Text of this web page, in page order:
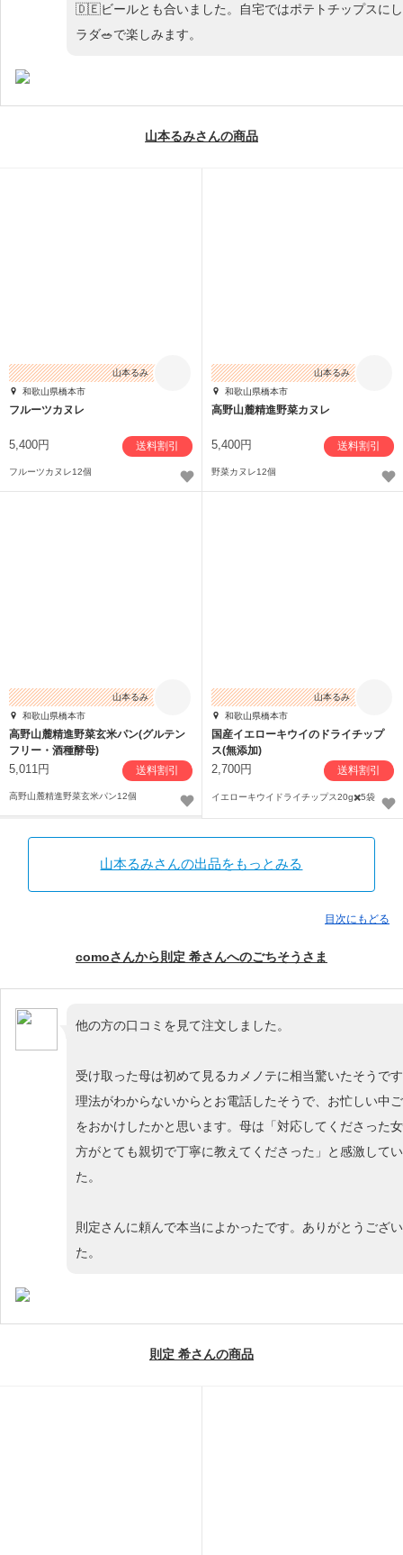
🇩🇪ビールとも合いました。自宅ではポテトチップスに
ラダ🥗で楽しみます。
山本るみさんの商品
山本るみ
和歌山県橋本市
フルーツカヌレ
5,400円 送料割引
フルーツカヌレ12個
山本るみ
和歌山県橋本市
高野山麓精進野菜カヌレ
5,400円 送料割引
野菜カヌレ12個
山本るみ
和歌山県橋本市
高野山麓精進野菜玄米パン(グルテン
フリー・酒種酵母)
5,011円 送料割引
高野山麓精進野菜玄米パン12個
山本るみ
和歌山県橋本市
国産イエローキウイのドライチップ
ス(無添加)
2,700円 送料割引
イエローキウイドライチップス20g✖️5袋
山本るみさんの出品をもっとみる
目次にもどる
comoさんから則定 希さんへのごちそうさま
他の方の口コミを見て注文しました。
受け取った母は初めて見るカメノテに相当驚いたそうで
理法がわからないからとお電話したそうで、お忙しい中
をおかけしたかと思います。母は「対応してくださった
方がとても親切で丁寧に教えてくださった」と感激して
た。
則定さんに頼んで本当によかったです。ありがとうござ
た。
則定 希さんの商品